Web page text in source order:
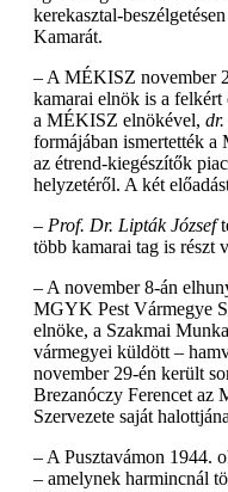
kerekasztal-beszélgetésen
Kamarát.
– A MÉKISZ november
kamarai elnök is a
a MÉKISZ elnökével,
formájában ismertették a
az étrend-kiegészítők
helyzetéről. A két
– Prof. Dr. Lipták József
több kamarai tag is részt
– A november 8-án
MGYK Pest Vármegye
elnöke, a Szakmai
vármegyei küldött –
november 29-én került
Brezanóczy Ferencet az
Szervezete saját
– A Pusztavámon 1944.
– amelynek harmincnál